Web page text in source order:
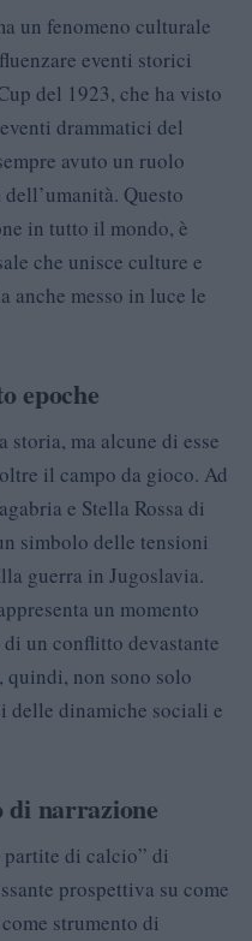
un fenomeno culturale
eventi storici
del 1923, che ha visto
drammatici del
avuto un ruolo
Questo
in tutto il mondo, è
che unisce culture e
anche messo in luce le
epoche
storia, ma alcune di esse
il campo da gioco. Ad
e Stella Rossa di
simbolo delle tensioni
guerra in Jugoslavia.
un momento
un conflitto devastante
non sono solo
delle dinamiche sociali e
di narrazione
di calcio” di
prospettiva su come
strumento di